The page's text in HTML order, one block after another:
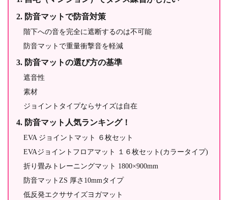
防音マットで防音対策
階下への音を完全に遮断するのは不可能
防音マットで重量衝撃音を軽減
防音マットの選び方の基準
遮音性
素材
ジョイントタイプならサイズは自在
防音マット人気ランキング！
EVA ジョイントマット ６枚セット
EVAジョイントフロアマット １６枚セット(カラータイプ)
折り畳みトレーニングマット 1800×900mm
防音マットZS 厚さ10mmタイプ
低反発エクササイズヨガマット